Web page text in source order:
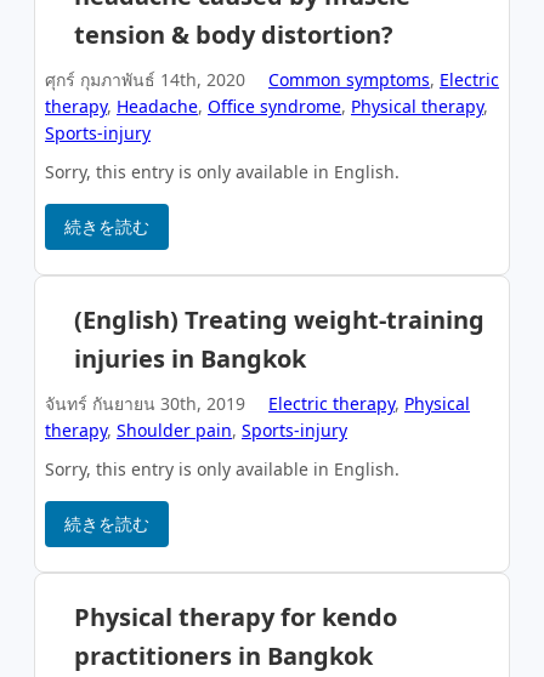
tension & body distortion?
ศุกร์ กุมภาพันธ์ 14th, 2020 Common symptoms, Electric
therapy, Headache, Office syndrome, Physical therapy,
Sports-injury
Sorry, this entry is only available in English.
続きを読む
(English) Treating weight-training
injuries in Bangkok
จันทร์ กันยายน 30th, 2019 Electric therapy, Physical
therapy, Shoulder pain, Sports-injury
Sorry, this entry is only available in English.
続きを読む
Physical therapy for kendo
practitioners in Bangkok